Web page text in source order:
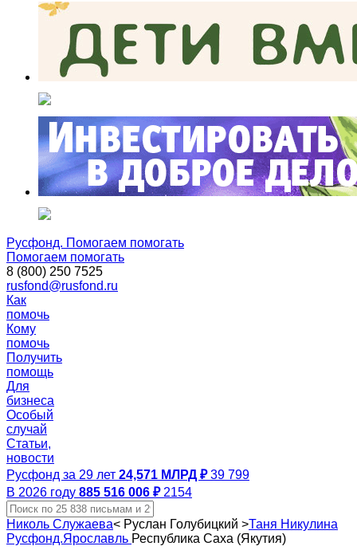
Русфонд. Помогаем помогать
Помогаем помогать
8 (800) 250 7525
rusfond@rusfond.ru
Как
помочь
Кому
помочь
Получить
помощь
Для
бизнеса
Особый
случай
Статьи,
новости
Русфонд за 29 лет 24,571 МЛРД ₽ 39 799
В 2026 году 885 516 006 ₽ 2154
Николь Служаева< Руслан Голубицкий >Таня Никулина
Русфонд.Ярославль Республика Саха (Якутия)